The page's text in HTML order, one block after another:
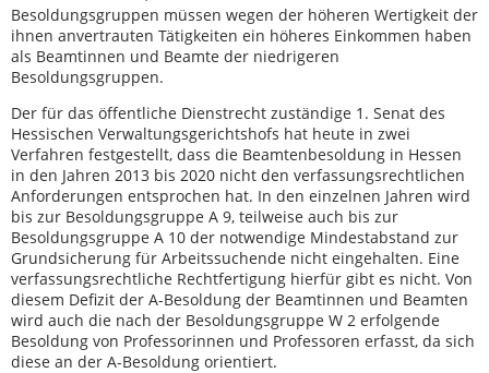
Besoldungsgruppen müssen wegen der höheren Wertigkeit der
ihnen anvertrauten Tätigkeiten ein höheres Einkommen haben
als Beamtinnen und Beamte der niedrigeren
Besoldungsgruppen.
Der für das öffentliche Dienstrecht zuständige 1. Senat des
Hessischen Verwaltungsgerichtshofs hat heute in zwei
Verfahren festgestellt, dass die Beamtenbesoldung in Hessen
in den Jahren 2013 bis 2020 nicht den verfassungsrechtlichen
Anforderungen entsprochen hat. In den einzelnen Jahren wird
bis zur Besoldungsgruppe A 9, teilweise auch bis zur
Besoldungsgruppe A 10 der notwendige Mindestabstand zur
Grundsicherung für Arbeitssuchende nicht eingehalten. Eine
verfassungsrechtliche Rechtfertigung hierfür gibt es nicht. Von
diesem Defizit der A-Besoldung der Beamtinnen und Beamten
wird auch die nach der Besoldungsgruppe W 2 erfolgende
Besoldung von Professorinnen und Professoren erfasst, da sich
diese an der A-Besoldung orientiert.